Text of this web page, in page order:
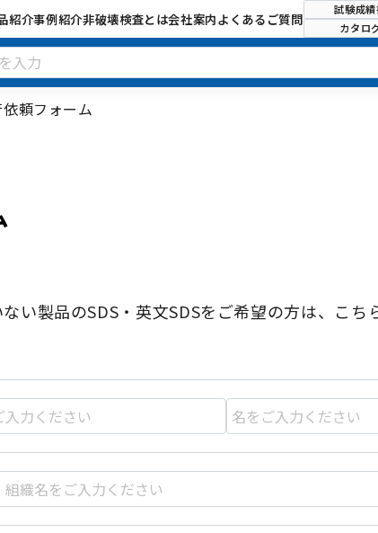
紹介事例紹介非破壊検査とは会社案内よくあるご質問
試験成
カタロ
頼フォーム
い製品のSDS・英文SDSをご希望の方は、こ